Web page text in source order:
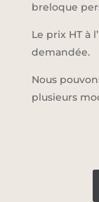
breloque
Le prix HT à
demandée.
Nous
plusieurs